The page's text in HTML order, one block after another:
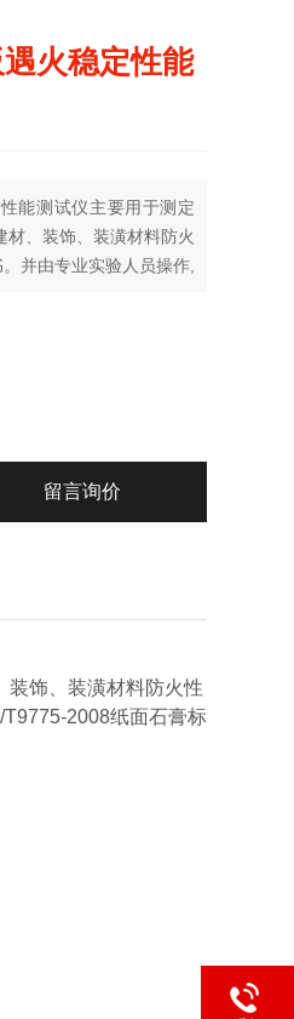
火稳定性能
能测试仪主要用于测定
材、装饰、装潢材料防火
并由专业实验人员操作,
留言询价
装饰、装潢材料防火性
2008纸面石膏标